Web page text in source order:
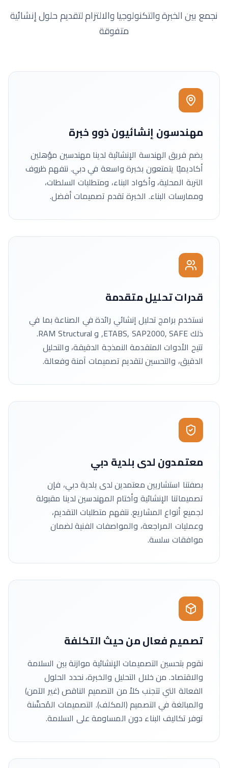
نجمع بين الخبرة والتكنولوجيا والالتزام لتقديم حلول إنشائية
متفوقة
مهندسون إنشائيون ذوو خبرة
يضم فريق الهندسة الإنشائية لدينا مهندسين مؤهلين
أكاديميًا يتمتعون بخبرة واسعة في دبي. نتفهم ظروف
التربة المحلية، وأكواد البناء، ومتطلبات السلطات،
وممارسات البناء. الخبرة تقدم تصميمات أفضل.
قدرات تحليل متقدمة
نستخدم برامج تحليل إنشائي رائدة في الصناعة بما في
ذلك ETABS, SAP2000, SAFE, و RAM Structural.
تتيح الأدوات المتقدمة النمذجة الدقيقة، والتحليل
الدقيق، والتحسين لتقديم تصميمات آمنة وفعالة.
معتمدون لدى بلدية دبي
بصفتنا استشاريين معتمدين لدى بلدية دبي، فإن
تصميماتنا الإنشائية وأختام المهندسين لدينا مقبولة
لجميع أنواع المشاريع. نتفهم متطلبات التقديم،
وعمليات المراجعة، والمواصفات الفنية لضمان
موافقات سلسة.
تصميم فعال من حيث التكلفة
نقوم بتحسين التصميمات الإنشائية موازنة بين السلامة
والاقتصاد. من خلال التحليل والخبرة، نحدد الحلول
الفعالة التي تتجنب كلاً من التصميم الناقص (غير الآمن)
والمبالغة في التصميم (المكلف). التصميمات المُحسَّنة
توفر تكاليف البناء دون المساومة على السلامة.